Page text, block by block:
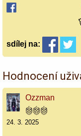
sdílej na:
Hodnocení
Ozzman
24. 3. 2025